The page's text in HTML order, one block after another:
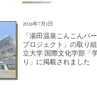
2026年7月1日
「湯田温泉こんこんパ
プロジェクト」の取り
立大学 国際文化学部「
り」に掲載されました